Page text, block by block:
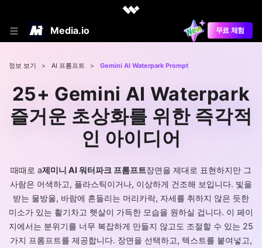
Media.io 무료 체험
정보 보기 > AI 프롬프트 > Gemini AI Waterpark Prompt
25+ Gemini AI Waterpark
즐거운 초상화를 위한 즉각적
인 아이디어
때때로 a제미니 AI 워터파크 프롬프트장면을 제대로 표현하지만 그
사람은 어색하고, 플라스틱이거나, 이상하게 건조해 보입니다. 빛을
받는 물방울, 바람에 흔들리는 머리카락, 자세를 취하지 않은 듯한
미소가 있는 활기차고 햇살이 가득한 모습을 원하실 겁니다. 이 페이
지에서는 분위기를 너무 복잡하게 만들지 않고도 조절할 수 있는 25
가지 프롬프트를 제공합니다. 장면을 선택하고, 텍스트를 붙여넣고,